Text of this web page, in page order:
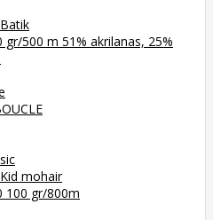
gr/500 m 51% akrilanas, 25%
mohair
100 gr/800m